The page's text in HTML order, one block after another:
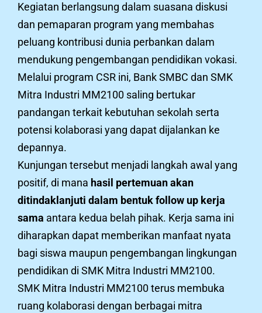
Kegiatan berlangsung dalam suasana diskusi
dan pemaparan program yang membahas
peluang kontribusi dunia perbankan dalam
mendukung pengembangan pendidikan vokasi.
Melalui program CSR ini, Bank SMBC dan SMK
Mitra Industri MM2100 saling bertukar
pandangan terkait kebutuhan sekolah serta
potensi kolaborasi yang dapat dijalankan ke
depannya.
Kunjungan tersebut menjadi langkah awal yang
positif, di mana hasil pertemuan akan
ditindaklanjuti dalam bentuk follow up kerja
sama antara kedua belah pihak. Kerja sama ini
diharapkan dapat memberikan manfaat nyata
bagi siswa maupun pengembangan lingkungan
pendidikan di SMK Mitra Industri MM2100.
SMK Mitra Industri MM2100 terus membuka
ruang kolaborasi dengan berbagai mitra